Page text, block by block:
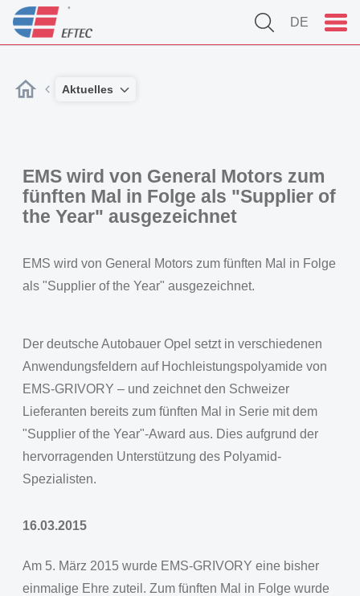
DE
Aktuelles
EMS wird von General Motors zum
fünften Mal in Folge als "Supplier of
the Year" ausgezeichnet
EMS wird von General Motors zum fünften Mal in Folge
als "Supplier of the Year" ausgezeichnet.
Der deutsche Autobauer Opel setzt in verschiedenen
Anwendungsfeldern auf Hochleistungspolyamide von
EMS-GRIVORY – und zeichnet den Schweizer
Lieferanten bereits zum fünften Mal in Serie mit dem
"Supplier of the Year"-Award aus. Dies aufgrund der
hervorragenden Unterstützung des Polyamid-
Spezialisten.
16.03.2015
Am 5. März 2015 wurde EMS-GRIVORY eine bisher
einmalige Ehre zuteil. Zum fünften Mal in Folge wurde